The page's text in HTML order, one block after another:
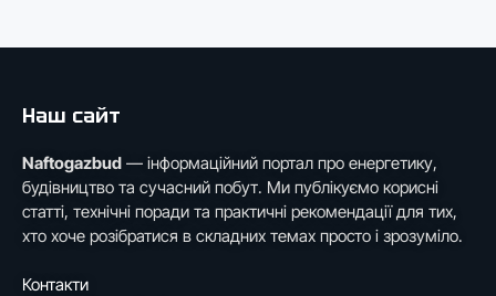
Наш сайт
Naftogazbud — інформаційний портал про енергетику,
будівництво та сучасний побут. Ми публікуємо корисні
статті, технічні поради та практичні рекомендації для тих,
хто хоче розібратися в складних темах просто і зрозуміло.
Контакти